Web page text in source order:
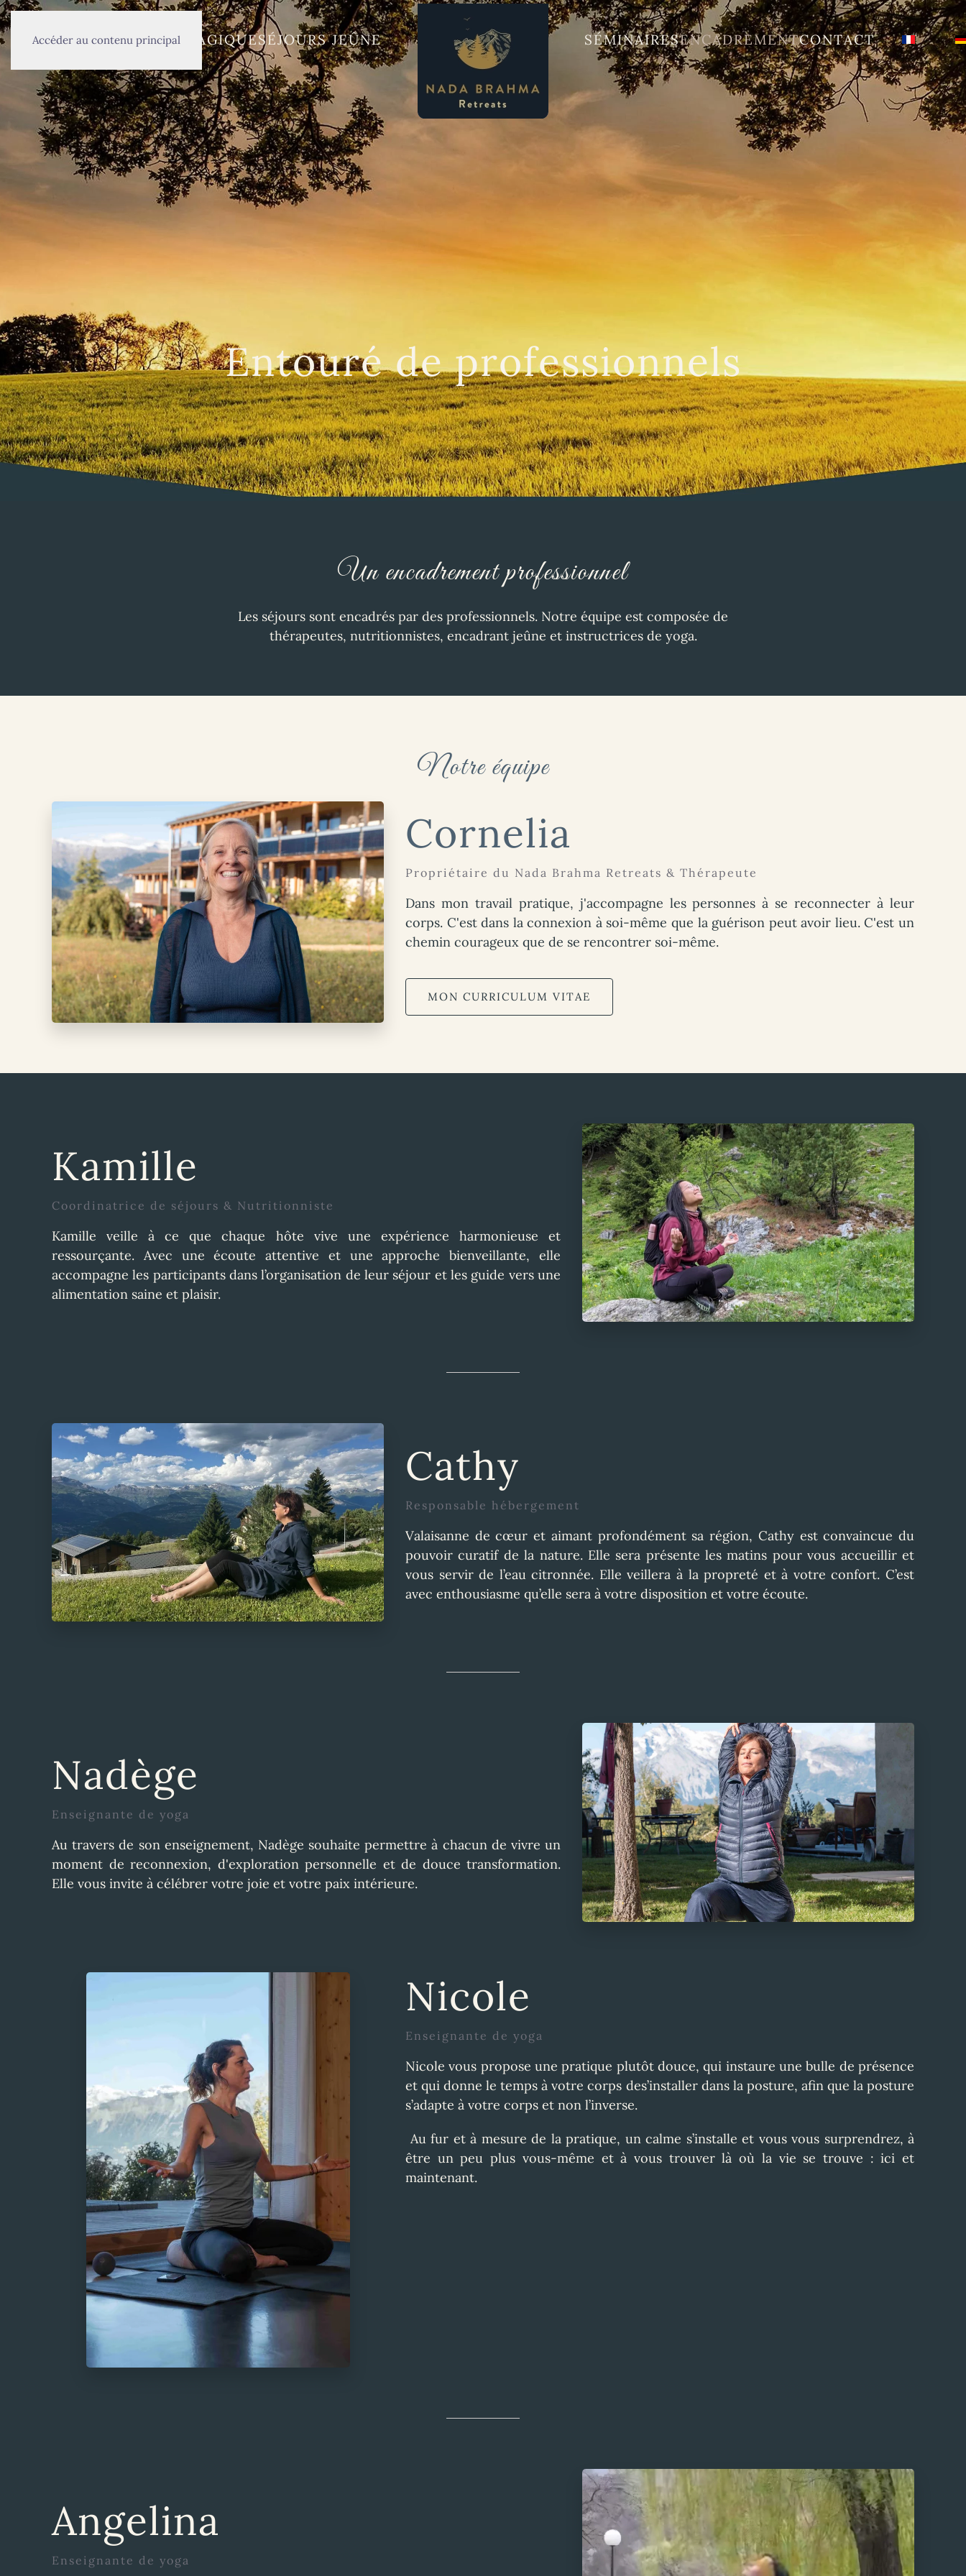
Accéder au contenu principal
ACCUEILLIEU MAGIQUESÉJOURS JEÛNE SÉMINAIRESENCADREMENTCONTACT
Entouré de professionnels
Un encadrement professionnel
Les séjours sont encadrés par des professionnels. Notre équipe est composée de
thérapeutes, nutritionnistes, encadrant jeûne et instructrices de yoga.
Notre équipe
Cornelia
Propriétaire du Nada Brahma Retreats & Thérapeute
Dans mon travail pratique, j'accompagne les personnes à se reconnecter à leur
corps. C'est dans la connexion à soi-même que la guérison peut avoir lieu. C'est un
chemin courageux que de se rencontrer soi-même.
MON CURRICULUM VITAE
Kamille
Coordinatrice de séjours & Nutritionniste
Kamille veille à ce que chaque hôte vive une expérience harmonieuse et
ressourçante. Avec une écoute attentive et une approche bienveillante, elle
accompagne les participants dans l’organisation de leur séjour et les guide vers une
alimentation saine et plaisir.
Cathy
Responsable hébergement
Valaisanne de cœur et aimant profondément sa région, Cathy est convaincue du
pouvoir curatif de la nature. Elle sera présente les matins pour vous accueillir et
vous servir de l’eau citronnée. Elle veillera à la propreté et à votre confort. C’est
avec enthousiasme qu’elle sera à votre disposition et votre écoute.
Nadège
Enseignante de yoga
Au travers de son enseignement, Nadège souhaite permettre à chacun de vivre un
moment de reconnexion, d'exploration personnelle et de douce transformation.
Elle vous invite à célébrer votre joie et votre paix intérieure.
Nicole
Enseignante de yoga
Nicole vous propose une pratique plutôt douce, qui instaure une bulle de présence
et qui donnele tempsà votre corps des’installer dans la posture, afin que la posture
s’adapte à votre corps et non l’inverse.
Au fur et à mesure de la pratique, un calme s’installe et vous vous surprendrez, à
être un peu plus vous-même età vous trouverlà où la vie se trouve : ici et
maintenant.
Angelina
Enseignante de yoga